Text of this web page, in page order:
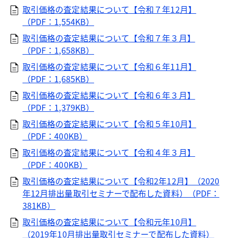
取引価格の査定結果について【令和７年12月】
（PDF：1,554KB）
取引価格の査定結果について【令和７年３月】
（PDF：1,658KB）
取引価格の査定結果について【令和６年11月】
（PDF：1,685KB）
取引価格の査定結果について【令和６年３月】
（PDF：1,379KB）
取引価格の査定結果について【令和５年10月】
（PDF：400KB）
取引価格の査定結果について【令和４年３月】
（PDF：400KB）
取引価格の査定結果について【令和2年12月】（2020
年12月排出量取引セミナーで配布した資料）（PDF：
381KB）
取引価格の査定結果について【令和元年10月】
（2019年10月排出量取引セミナーで配布した資料）